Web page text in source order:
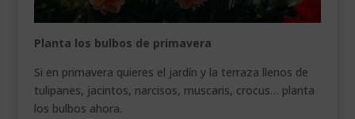
Planta los bulbos de primavera
Si en primavera quieres el jardín y la terraza llenos de
tulipanes, jacintos, narcisos, muscaris, crocus… planta
los bulbos ahora.